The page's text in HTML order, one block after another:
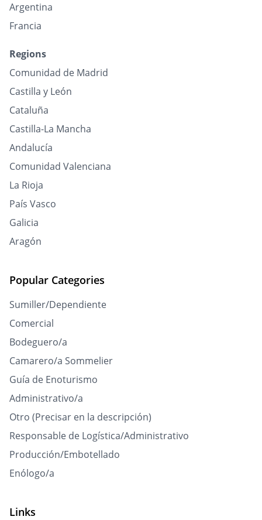
Argentina
Francia
Regions
Comunidad de Madrid
Castilla y León
Cataluña
Castilla-La Mancha
Andalucía
Comunidad Valenciana
La Rioja
País Vasco
Galicia
Aragón
Popular Categories
Sumiller/Dependiente
Comercial
Bodeguero/a
Camarero/a Sommelier
Guía de Enoturismo
Administrativo/a
Otro (Precisar en la descripción)
Responsable de Logística/Administrativo
Producción/Embotellado
Enólogo/a
Links